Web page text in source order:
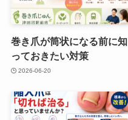
巻き爪が筒状になる前に知
っておきたい対策
2026-06-20